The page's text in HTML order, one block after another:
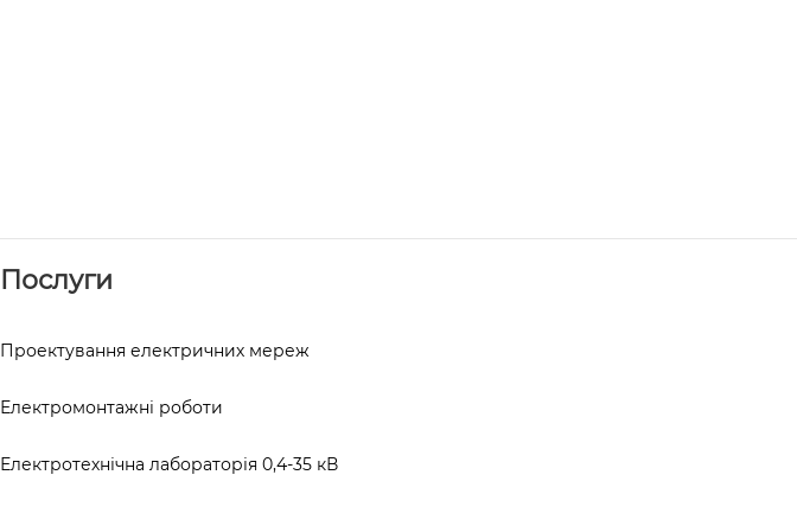
Послуги
Проектування електричних мереж
Електромонтажні роботи
Електротехнічна лабораторія 0,4-35 кВ